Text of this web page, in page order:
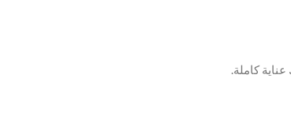
كاملة.